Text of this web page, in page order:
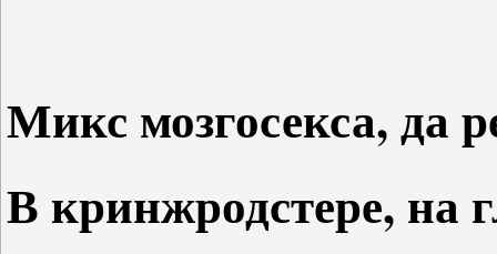
Микс мозгосекса, да
В кринжродстере, на